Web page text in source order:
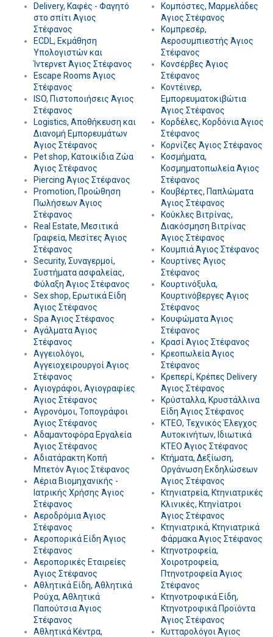
Delivery, Καφές - Φαγητό
στο σπίτι Άγιος
Στέφανος
ECDL, Εκμάθηση
Υπολογιστών και
Ίντερνετ Άγιος Στέφανος
Escape Rooms Άγιος
Στέφανος
ISO, Πιστοποιήσεις Άγιος
Στέφανος
Logistics, Αποθήκευση και
Διανομή Εμπορευμάτων
Άγιος Στέφανος
Pet shop, Κατοικίδια Ζώα
Άγιος Στέφανος
Piercing Άγιος Στέφανος
Promotion, Προώθηση
Πωλήσεων Άγιος
Στέφανος
Real Estate, Μεσιτικά
Γραφεία, Μεσίτες Άγιος
Στέφανος
Security, Συναγερμοί,
Συστήματα ασφαλείας,
Φύλαξη Άγιος Στέφανος
Sex shop, Ερωτικά Είδη
Άγιος Στέφανος
Spa Άγιος Στέφανος
Αγάλματα Άγιος
Στέφανος
Αγγειολόγοι,
Αγγειοχειρουργοί Άγιος
Στέφανος
Αγιογράφοι, Αγιογραφίες
Άγιος Στέφανος
Αγρονόμοι, Τοπογράφοι
Άγιος Στέφανος
Αδαμαντοφόρα Εργαλεία
Άγιος Στέφανος
Αδιατάρακτη Κοπή
Μπετόν Άγιος Στέφανος
Αέρια Βιομηχανικής -
Ιατρικής Χρήσης Άγιος
Στέφανος
Αεροδρόμια Άγιος
Στέφανος
Αεροπορικά Είδη Άγιος
Στέφανος
Αεροπορικές Εταιρείες
Άγιος Στέφανος
Αθλητικά Είδη, Αθλητικά
Ρούχα, Αθλητικά
Παπούτσια Άγιος
Στέφανος
Αθλητικά Κέντρα,
Κομπόστες, Μαρμελάδες
Άγιος Στέφανος
Κομπρεσέρ,
Αεροσυμπιεστής Άγιος
Στέφανος
Κονσέρβες Άγιος
Στέφανος
Κοντέινερ,
Εμπορευματοκιβώτια
Άγιος Στέφανος
Κορδέλες, Κορδόνια Άγιος
Στέφανος
Κορνίζες Άγιος Στέφανος
Κοσμήματα,
Κοσμηματοπωλεία Άγιος
Στέφανος
Κουβέρτες, Παπλώματα
Άγιος Στέφανος
Κούκλες Βιτρίνας,
Διακόσμηση Βιτρίνας
Άγιος Στέφανος
Κουμπιά Άγιος Στέφανος
Κουρτίνες Άγιος
Στέφανος
Κουρτινόξυλα,
Κουρτινόβεργες Άγιος
Στέφανος
Κουφώματα Άγιος
Στέφανος
Κρασί Άγιος Στέφανος
Κρεοπωλεία Άγιος
Στέφανος
Κρεπερί, Κρέπες Delivery
Άγιος Στέφανος
Κρύσταλλα, Κρυστάλλινα
Είδη Άγιος Στέφανος
ΚΤΕΟ, Τεχνικός Έλεγχος
Αυτοκινήτων, Ιδιωτικά
KTEO Άγιος Στέφανος
Κτήματα, Δεξίωση,
Οργάνωση Εκδηλώσεων
Άγιος Στέφανος
Κτηνιατρεία, Κτηνιατρικές
Κλινικές, Κτηνίατροι
Άγιος Στέφανος
Κτηνιατρικά, Κτηνιατρικά
Φάρμακα Άγιος Στέφανος
Κτηνοτροφεία,
Χοιροτροφεία,
Πτηνοτροφεία Άγιος
Στέφανος
Κτηνοτροφικά Είδη,
Κτηνοτροφικά Προϊόντα
Άγιος Στέφανος
Κυτταρολόγοι Άγιος